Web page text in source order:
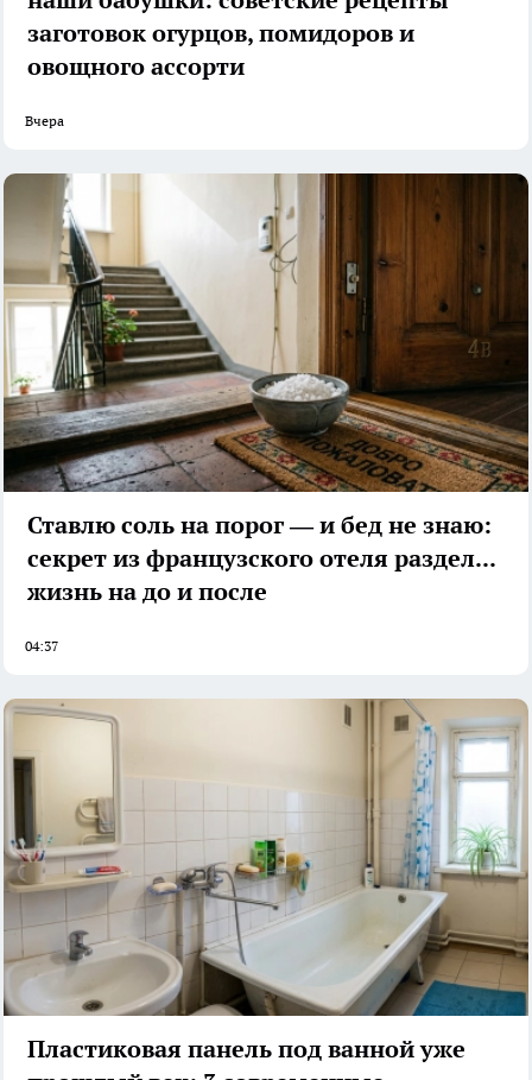
заготовок огурцов, помидоров и
овощного ассорти
Вчера
Ставлю соль на порог — и бед не знаю:
секрет из французского отеля разделил
жизнь на до и после
04:37
Пластиковая панель под ванной уже